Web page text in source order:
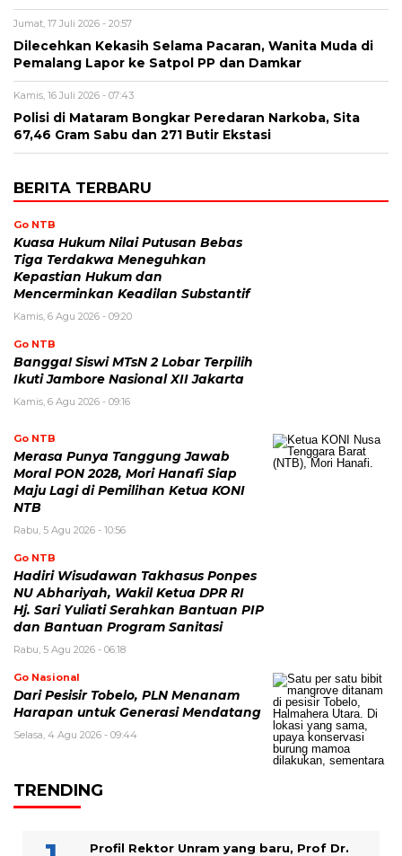
Jumat, 17 Juli 2026 - 20:57
Dilecehkan Kekasih Selama Pacaran, Wanita Muda di
Pemalang Lapor ke Satpol PP dan Damkar
Kamis, 16 Juli 2026 - 07:43
Polisi di Mataram Bongkar Peredaran Narkoba, Sita
67,46 Gram Sabu dan 271 Butir Ekstasi
BERITA TERBARU
Go NTB
Kuasa Hukum Nilai Putusan Bebas
Tiga Terdakwa Meneguhkan
Kepastian Hukum dan
Mencerminkan Keadilan Substantif
Kamis, 6 Agu 2026 - 09:20
Go NTB
Bangga! Siswi MTsN 2 Lobar Terpilih
Ikuti Jambore Nasional XII Jakarta
Kamis, 6 Agu 2026 - 09:16
Go NTB
Merasa Punya Tanggung Jawab
Moral PON 2028, Mori Hanafi Siap
Maju Lagi di Pemilihan Ketua KONI
NTB
Rabu, 5 Agu 2026 - 10:56
Go NTB
Hadiri Wisudawan Takhasus Ponpes
NU Abhariyah, Wakil Ketua DPR RI
Hj. Sari Yuliati Serahkan Bantuan PIP
dan Bantuan Program Sanitasi
Rabu, 5 Agu 2026 - 06:18
Go Nasional
Dari Pesisir Tobelo, PLN Menanam
Harapan untuk Generasi Mendatang
Selasa, 4 Agu 2026 - 09:44
TRENDING
Profil Rektor Unram yang baru, Prof Dr.